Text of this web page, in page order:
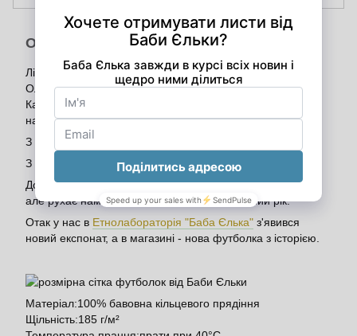
Опис
Ліда Пилипівна Федоренко 1942 р.н. із села Бірки
Олександрівської громади не вбачала у цій бірківській
Кармеліті цінності, тож з радістю дозволила взяти її до
нашого музею.
З Кармеліти вона перетворилась на Гапку.
З картини переселилась ближче до того місця, де душа.
До того місця, де ми бережемо щось, що не має назви,
але рухає нами та Баба Єлька ось уже сьомий рік.
Отак у нас в Етнолабораторія "Баба Єлька" з'явився
новий експонат, а в магазині - нова футболка з історією.
Матеріал:100% бавовна кільцевого прядіння
Щільність:185 г/м²